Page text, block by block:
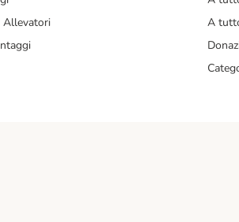
Allevatori
A